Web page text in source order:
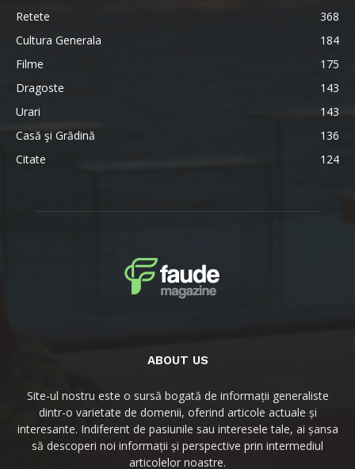
Retete
368
Cultura Generala
184
Filme
175
Dragoste
143
Urari
143
Casă şi Grădină
136
Citate
124
ABOUT US
Site-ul nostru este o sursă bogată de informații generaliste
dintr-o varietate de domenii, oferind articole actuale și
interesante. Indiferent de pasiunile sau interesele tale, ai șansa
să descoperi noi informații și perspective prin intermediul
articolelor noastre.